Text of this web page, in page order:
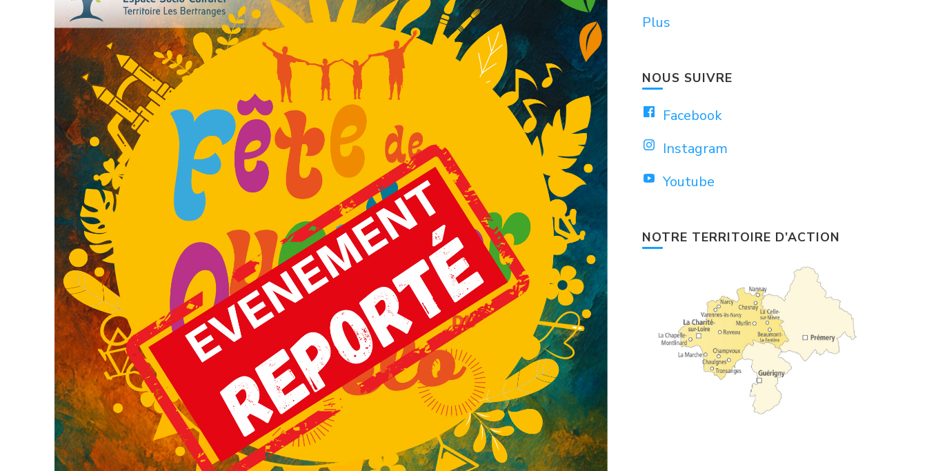
Plus
NOUS SUIVRE
Facebook
Instagram
Youtube
NOTRE TERRITOIRE D’ACTION